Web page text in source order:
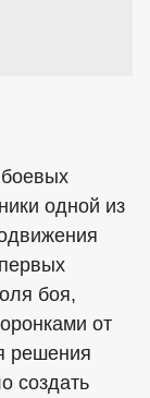
одной из
боя,
от
решения
создать